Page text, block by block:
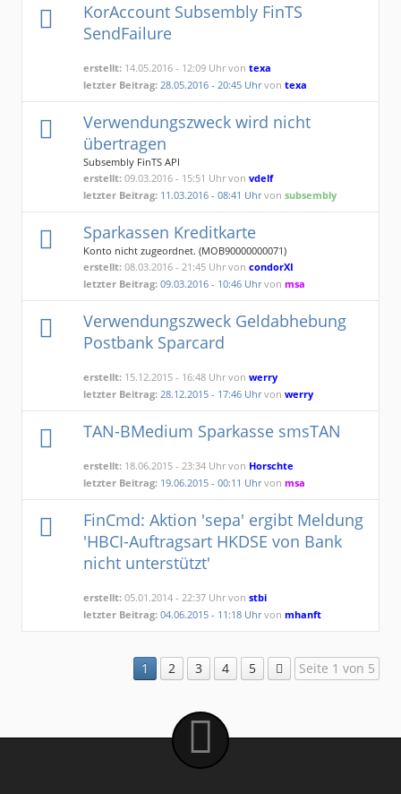
KorAccount Subsembly FinTS
SendFailure
erstellt: 14.05.2016 - 12:09 Uhr vontexa
letzter Beitrag: 28.05.2016 - 20:45 Uhrvontexa
Verwendungszweck wird nicht
übertragen
Subsembly FinTS API
erstellt: 09.03.2016 - 15:51 Uhr vonvdelf
letzter Beitrag: 11.03.2016 - 08:41 Uhrvonsubsembly
Sparkassen Kreditkarte
Konto nicht zugeordnet. (MOB90000000071)
erstellt: 08.03.2016 - 21:45 Uhr voncondorXI
letzter Beitrag: 09.03.2016 - 10:46 Uhrvonmsa
Verwendungszweck Geldabhebung
Postbank Sparcard
erstellt: 15.12.2015 - 16:48 Uhr vonwerry
letzter Beitrag: 28.12.2015 - 17:46 Uhrvonwerry
TAN-BMedium Sparkasse smsTAN
erstellt: 18.06.2015 - 23:34 Uhr von Horschte
letzter Beitrag: 19.06.2015 - 00:11 Uhrvonmsa
FinCmd: Aktion 'sepa' ergibt Meldung
'HBCI-Auftragsart HKDSE von Bank
nicht unterstützt'
erstellt: 05.01.2014 - 22:37 Uhr vonstbi
letzter Beitrag: 04.06.2015 - 11:18 Uhrvonmhanft
1 2 3 4 5 Seite 1 von 5